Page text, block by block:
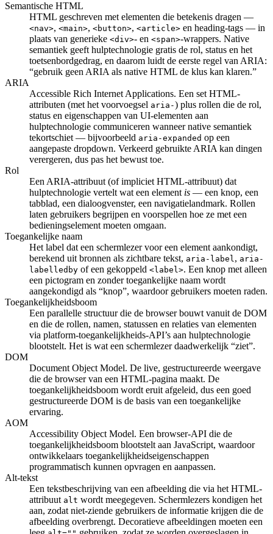
Semantische HTML
HTML geschreven met elementen die betekenis dragen —
<nav>, <main>, <button>, <article> en heading-tags — in
plaats van generieke <div>- en <span>-wrappers. Native
semantiek geeft hulptechnologie gratis de rol, status en het
toetsenbordgedrag, en daarom luidt de eerste regel van ARIA:
“gebruik geen ARIA als native HTML de klus kan klaren.”
ARIA
Accessible Rich Internet Applications. Een set HTML-
attributen (met het voorvoegsel aria-) plus rollen die de rol,
status en eigenschappen van UI-elementen aan
hulptechnologie communiceren wanneer native semantiek
tekortschiet — bijvoorbeeld aria-expanded op een
aangepaste dropdown. Verkeerd gebruikte ARIA kan dingen
verergeren, dus pas het bewust toe.
Rol
Een ARIA-attribuut (of impliciet HTML-attribuut) dat
hulptechnologie vertelt wat een element is — een knop, een
tabblad, een dialoogvenster, een navigatielandmark. Rollen
laten gebruikers begrijpen en voorspellen hoe ze met een
bedieningselement moeten omgaan.
Toegankelijke naam
Het label dat een schermlezer voor een element aankondigt,
berekend uit bronnen als zichtbare tekst, aria-label, aria-
labelledby of een gekoppeld <label>. Een knop met alleen
een pictogram en zonder toegankelijke naam wordt
aangekondigd als “knop”, waardoor gebruikers moeten raden.
Toegankelijkheidsboom
Een parallelle structuur die de browser bouwt vanuit de DOM
en die de rollen, namen, statussen en relaties van elementen
via platform-toegankelijkheids-API’s aan hulptechnologie
blootstelt. Het is wat een schermlezer daadwerkelijk “ziet”.
DOM
Document Object Model. De live, gestructureerde weergave
die de browser van een HTML-pagina maakt. De
toegankelijkheidsboom wordt eruit afgeleid, dus een goed
gestructureerde DOM is de basis van een toegankelijke
ervaring.
AOM
Accessibility Object Model. Een browser-API die de
toegankelijkheidsboom blootstelt aan JavaScript, waardoor
ontwikkelaars toegankelijkheidseigenschappen
programmatisch kunnen opvragen en aanpassen.
Alt-tekst
Een tekstbeschrijving van een afbeelding die via het HTML-
attribuut alt wordt meegegeven. Schermlezers kondigen het
aan, zodat niet-ziende gebruikers de informatie krijgen die de
afbeelding overbrengt. Decoratieve afbeeldingen moeten een